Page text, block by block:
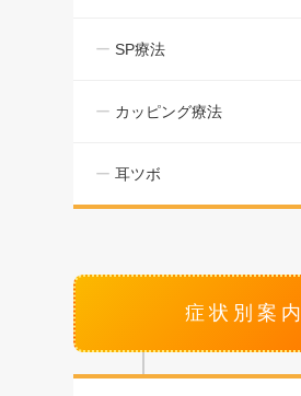
SP療法
カッピング療法
耳ツボ
症状別案内